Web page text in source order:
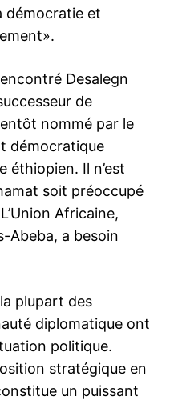
démocratie et
Desalegn
de
nommé par le
démocratique
éthiopien. Il n’est
soit préoccupé
Africaine,
Abeba, a besoin
la plupart des
diplomatique ont
politique.
stratégique en
un puissant